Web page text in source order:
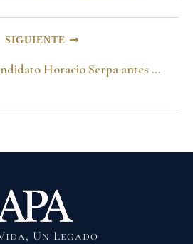
SIGUIENTE
Saludando al candidato Horacio Serpa antes del debate presidencial
Un Legado